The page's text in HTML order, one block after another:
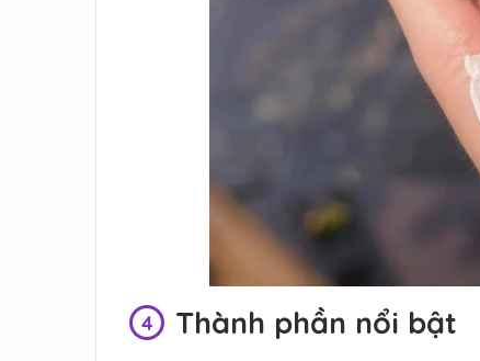
Thành phần nổi bật